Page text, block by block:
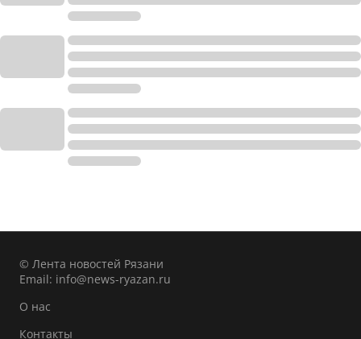
© Лента новостей Рязани
Email: info@news-ryazan.ru
О нас
Контакты